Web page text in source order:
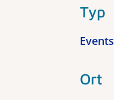
Typ
Events
Ort